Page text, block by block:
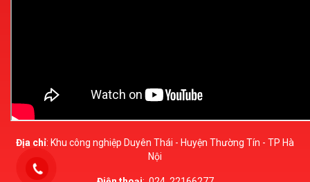
Địa chỉ: Khu công nghiệp Duyên Thái - Huyện Thường Tín - TP Hà
Nội